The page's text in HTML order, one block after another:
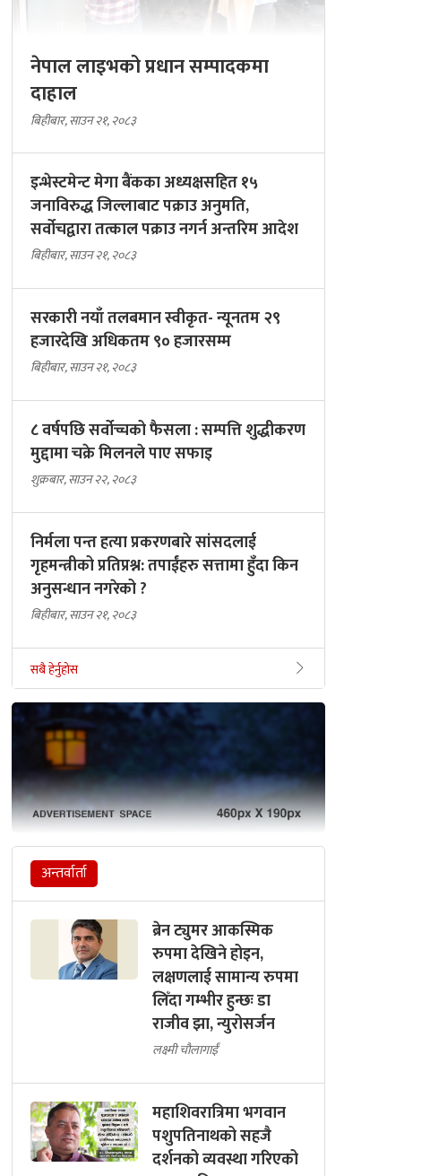
नेपाल लाइभको प्रधान सम्पादकमा
दाहाल
बिहीबार, साउन २१, २०८३
इन्भेस्टमेन्ट मेगा बैंकका अध्यक्षसहित १५
जनाविरुद्ध जिल्लाबाट पक्राउ अनुमति,
सर्वोचद्वारा तत्काल पक्राउ नगर्न अन्तरिम आदेश
बिहीबार, साउन २१, २०८३
सरकारी नयाँ तलबमान स्वीकृत- न्यूनतम २९
हजारदेखि अधिकतम ९० हजारसम्म
बिहीबार, साउन २१, २०८३
८ वर्षपछि सर्वोच्चको फैसला : सम्पत्ति शुद्धीकरण
मुद्दामा चक्रे मिलनले पाए सफाइ
शुक्रबार, साउन २२, २०८३
निर्मला पन्त हत्या प्रकरणबारे सांसदलाई
गृहमन्त्रीको प्रतिप्रश्न: तपाईंहरु सत्तामा हुँदा किन
अनुसन्धान नगरेको ?
बिहीबार, साउन २१, २०८३
सबै हेर्नुहोस
अन्तर्वार्ता
ब्रेन ट्युमर आकस्मिक
रुपमा देखिने होइन,
लक्षणलाई सामान्य रुपमा
लिँदा गम्भीर हुन्छः डा
राजीव झा, न्युरोसर्जन
लक्ष्मी चौलागाईं
महाशिवरात्रिमा भगवान
पशुपतिनाथको सहजै
दर्शनको व्यवस्था गरिएको